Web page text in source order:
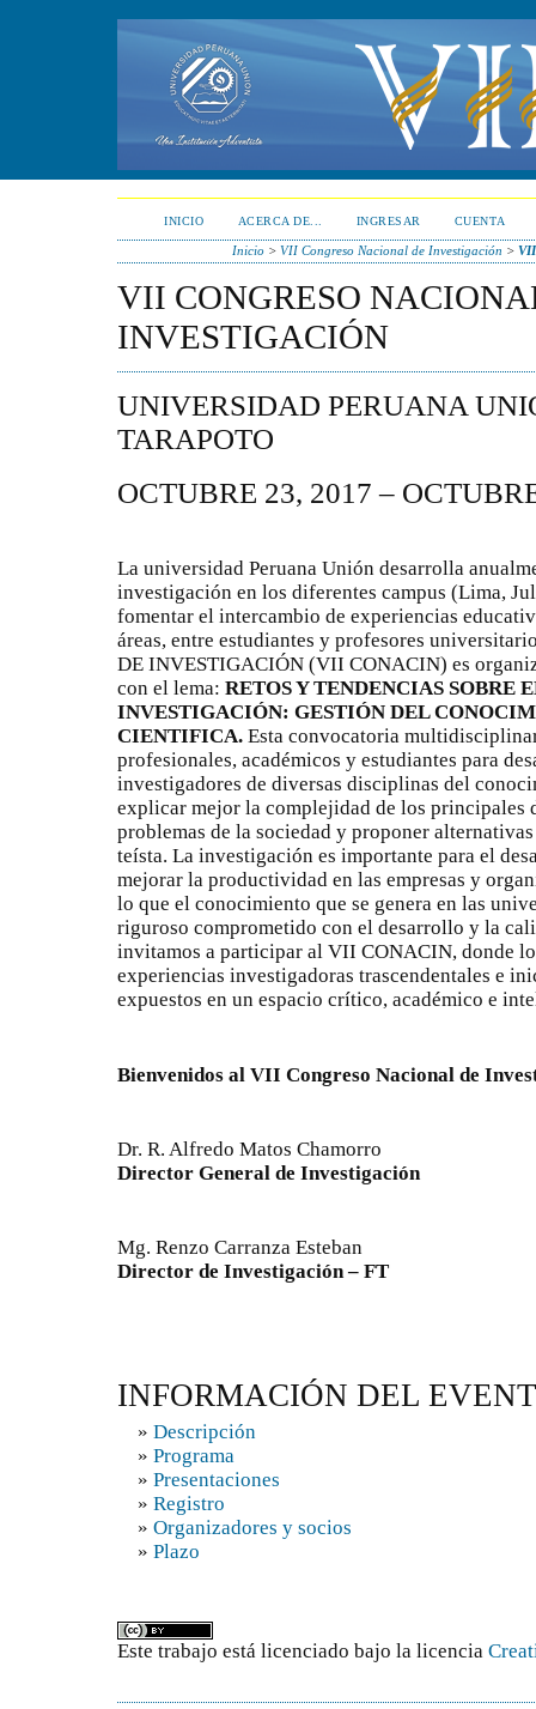
INICIO ACERCA DE... INGRESAR CUENTA
Inicio> VII Congreso Nacional de Investigación > VII
VII CONGRESO
INVESTIGACIÓN
UNIVERSIDAD PERUANA
TARAPOTO
OCTUBRE 23, 2017 –
La universidad Peruana Unión desarrolla
investigación en los diferentes campus (Lima,
fomentar el intercambio de experiencias
áreas, entre estudiantes y profesores
DE INVESTIGACIÓN (VII CONACIN) es
con el lema: RETOS Y TENDENCIAS SOBRE
INVESTIGACIÓN: GESTIÓN DEL
CIENTIFICA. Esta convocatoria
profesionales, académicos y estudiantes para
investigadores de diversas disciplinas del
explicar mejor la complejidad de los principales
problemas de la sociedad y proponer
teísta. La investigación es importante para el
mejorar la productividad en las empresas y
lo que el conocimiento que se genera en las
riguroso comprometido con el desarrollo y la
invitamos a participar al VII CONACIN, donde
experiencias investigadoras trascendentales e
expuestos en un espacio crítico, académico e
Bienvenidos al VII Congreso Nacional de
Dr. R. Alfredo Matos Chamorro
Director General de Investigación
Mg. Renzo Carranza Esteban
Director de Investigación – FT
INFORMACIÓN DEL
» Descripción
» Programa
» Presentaciones
» Registro
» Organizadores y socios
» Plazo
Este trabajo está licenciado bajo la licencia